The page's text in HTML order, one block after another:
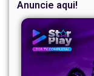
Anuncie aqui!